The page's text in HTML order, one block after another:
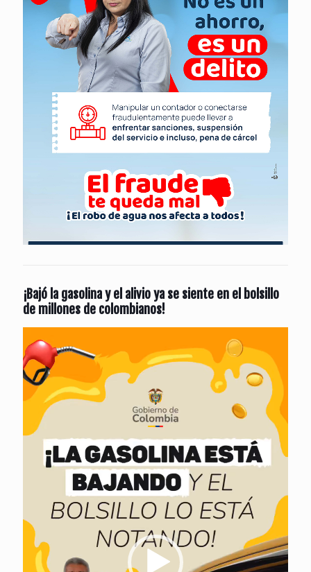
¡Bajó la gasolina y el alivio ya se siente en el bolsillo
de millones de colombianos!
de
vídeo